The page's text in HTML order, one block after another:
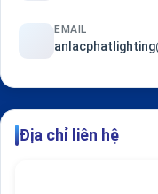
EMAIL
Địa chỉ liên hệ